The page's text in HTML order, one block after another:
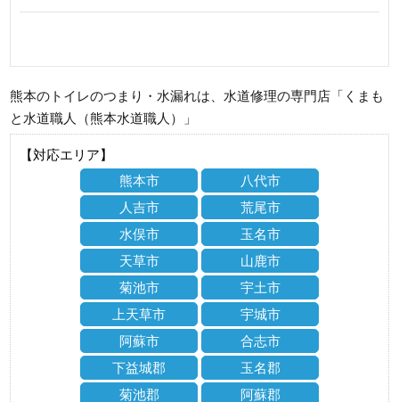
熊本のトイレのつまり・水漏れは、水道修理の専門店「くまも
と水道職人（熊本水道職人）」
【対応エリア】
熊本市
八代市
人吉市
荒尾市
水俣市
玉名市
天草市
山鹿市
菊池市
宇土市
上天草市
宇城市
阿蘇市
合志市
下益城郡
玉名郡
菊池郡
阿蘇郡